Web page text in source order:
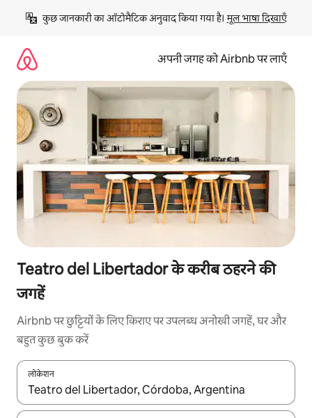
छोड़कर
कॉन्टेंट
कुछ जानकारी का ऑटोमैटिक अनुवाद किया गया है। मूल भाषा दिखाएँ
अपनी जगह को Airbnb पर लाएँ
Teatro del Libertador के करीब ठहरने की
जगहें
Airbnb पर छुट्टियों के लिए किराए पर उपलब्ध अनोखी जगहें, घर और
बहुत कुछ बुक करें
लोकेशन
नतीजों के उपलब्ध होने पर, अप और डाउन 'ऐरो की' का इस्तेमाल करके नेविगेट